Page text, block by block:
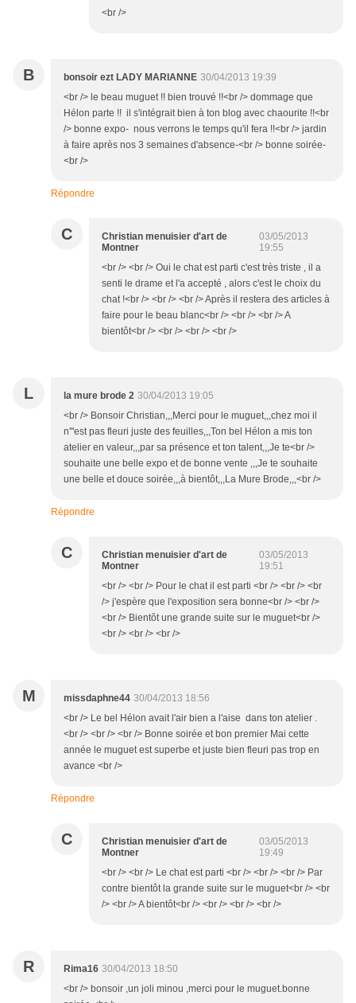
<br />
B bonsoir ezt LADY MARIANNE 30/04/2013 19:39
<br /> le beau muguet !! bien trouvé !!<br /> dommage que
Hélon parte !! il s'intégrait bien à ton blog avec chaourite !!<br
/> bonne expo- nous verrons le temps qu'il fera !!<br /> jardin
à faire après nos 3 semaines d'absence-<br /> bonne soirée-
<br />
Répondre
C
Christian menuisier d'art de
Montner
03/05/2013
19:55
<br /> <br /> Oui le chat est parti c'est très triste , il a
senti le drame et l'a accepté , alors c'est le choix du
chat !<br /> <br /> <br /> Après il restera des articles à
faire pour le beau blanc<br /> <br /> <br /> A
bientôt<br /> <br /> <br /> <br />
L la mure brode 2 30/04/2013 19:05
<br /> Bonsoir Christian,,,Merci pour le muguet,,,chez moi il
n'''est pas fleuri juste des feuilles,,,Ton bel Hélon a mis ton
atelier en valeur,,,par sa présence et ton talent,,,Je te<br />
souhaite une belle expo et de bonne vente ,,,Je te souhaite
une belle et douce soirée,,,à bientôt,,,La Mure Brode,,,<br />
Répondre
C
Christian menuisier d'art de
Montner
03/05/2013
19:51
<br /> <br /> Pour le chat il est parti <br /> <br /> <br
/> j'espère que l'exposition sera bonne<br /> <br />
<br /> Bientôt une grande suite sur le muguet<br />
<br /> <br /> <br />
M missdaphne44 30/04/2013 18:56
<br /> Le bel Hélon avait l'air bien a l'aise dans ton atelier .
<br /> <br /> <br /> Bonne soirée et bon premier Mai cette
année le muguet est superbe et juste bien fleuri pas trop en
avance <br />
Répondre
C
Christian menuisier d'art de
Montner
03/05/2013
19:49
<br /> <br /> Le chat est parti <br /> <br /> <br /> Par
contre bientôt la grande suite sur le muguet<br /> <br
/> <br /> A bientôt<br /> <br /> <br /> <br />
R Rima16 30/04/2013 18:50
<br /> bonsoir ,un joli minou ,merci pour le muguet.bonne